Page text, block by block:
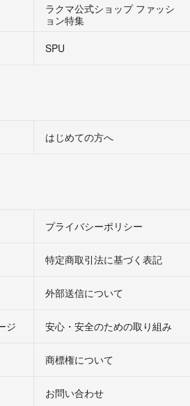
ラクマ公式ショップ ファッシ
ョン特集
SPU
はじめての方へ
プライバシーポリシー
特定商取引法に基づく表記
外部送信について
ジ 安心・安全のための取り組み
商標権について
お問い合わせ